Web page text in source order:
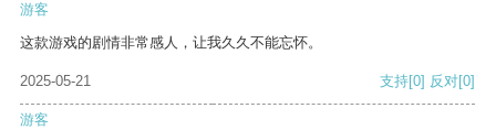
游客
这款游戏的剧情非常感人，让我久久不能忘怀。
2025-05-21 支持[0] 反对[0]
游客